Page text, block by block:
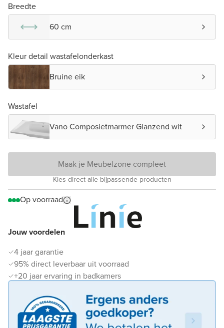
Jouw voordelen
4 jaar garantie
95% direct leverbaar uit voorraad
+20 jaar ervaring in badkamers
Breedte
60 cm
Kleur detail wastafelonderkast
Bruine eik
Wastafel
Vano Composietmarmer Glanzend wit
Maak je Meubelzone compleet
Kies direct alle bijpassende producten
Op voorraad